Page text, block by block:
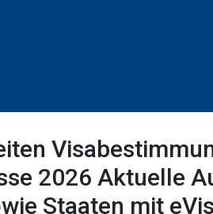
2026 Aktuelle
Staaten mit